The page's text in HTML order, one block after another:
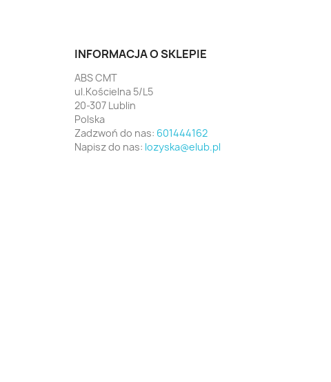
INFORMACJA O SKLEPIE
ABS CMT
ul.Kościelna 5/L5
20-307 Lublin
Polska
Zadzwoń do nas: 601444162
Napisz do nas: lozyska@elub.pl